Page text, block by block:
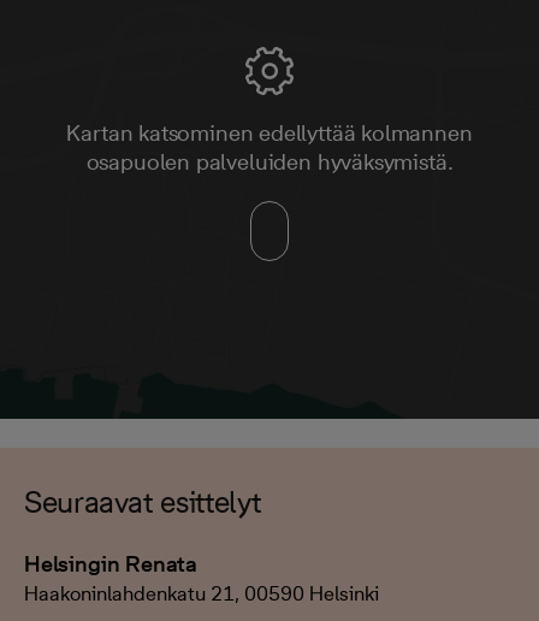
Kartan katsominen edellyttää kolmannen
osapuolen palveluiden hyväksymistä.
Seuraavat esittelyt
Helsingin Renata
Haakoninlahdenkatu 21, 00590 Helsinki